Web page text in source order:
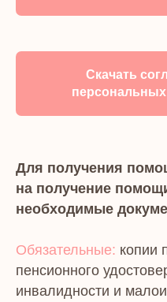
Скачать
Для получения
на получение
необходимые
Обязательные: копии
пенсионного
инвалидности и